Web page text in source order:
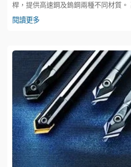
桿，提供高速鋼及鎢鋼兩種不同材質。
閱讀更多